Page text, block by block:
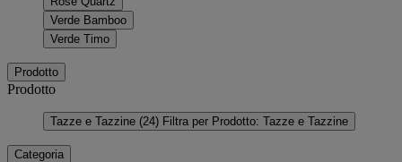
Verde Bamboo
Verde Timo
Prodotto
Prodotto
Tazze e Tazzine (24) Filtra per Prodotto: Tazze e Tazzine
Categoria